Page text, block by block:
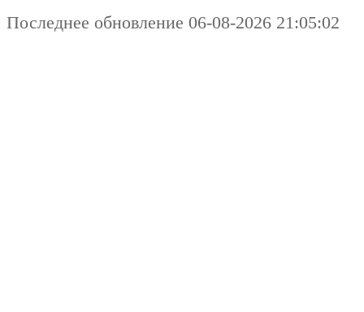
Последнее обновление 06-08-2026 21:05:02